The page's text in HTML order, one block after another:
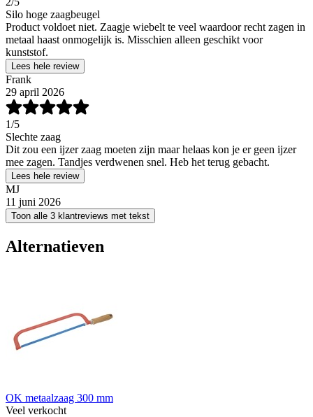
Silo hoge zaagbeugel
Product voldoet niet. Zaagje wiebelt te veel waardoor recht zagen in
metaal haast onmogelijk is. Misschien alleen geschikt voor
kunststof.
Lees hele review
Frank
29 april 2026
1/5
Slechte zaag
Dit zou een ijzer zaag moeten zijn maar helaas kon je er geen ijzer
mee zagen. Tandjes verdwenen snel. Heb het terug gebacht.
Lees hele review
MJ
11 juni 2026
Toon alle 3 klantreviews met tekst
Alternatieven
OK metaalzaag 300 mm
Veel verkocht